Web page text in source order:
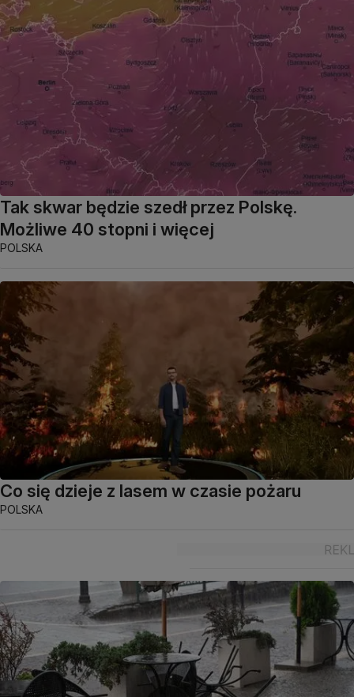
Tak skwar będzie szedł przez Polskę.
Możliwe 40 stopni i więcej
POLSKA
Co się dzieje z lasem w czasie pożaru
POLSKA